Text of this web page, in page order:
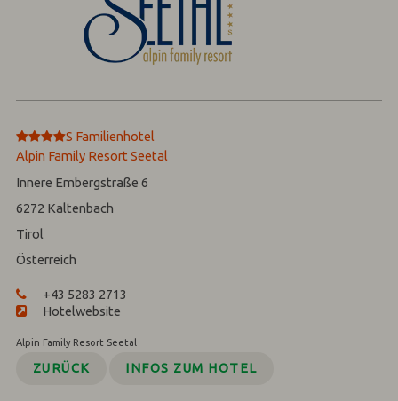
****
S Familienhotel
Alpin Family Resort Seetal
Innere Embergstraße 6
6272 Kaltenbach
Tirol
Österreich
+43 5283 2713
Hotelwebsite
Alpin Family Resort Seetal
ZURÜCK INFOS ZUM HOTEL